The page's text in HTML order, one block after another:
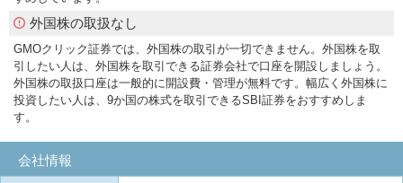
外国株の取扱なし
GMOクリック証券では、外国株の取引が一切できません。外国株を取
引したい人は、外国株を取引できる証券会社で口座を開設しましょう。
外国株の取扱口座は一般的に開設費・管理が無料です。幅広く外国株に
投資したい人は、9か国の株式を取引できるSBI証券をおすすめしま
す。
会社情報